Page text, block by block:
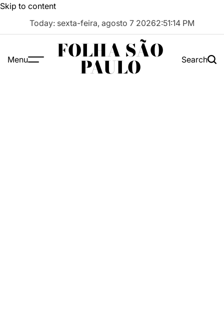
Skip to content
Today: sexta-feira, agosto 7 20262:51:15 PM
Menu FOLHA SÃO
PAULO Search